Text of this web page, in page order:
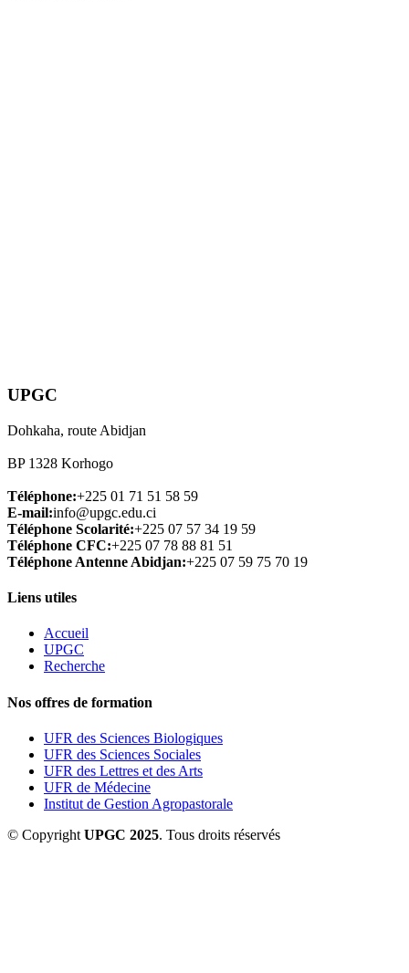
UPGC
Dohkaha, route Abidjan
BP 1328 Korhogo
Téléphone:+225 01 71 51 58 59
E-mail:info@upgc.edu.ci
Téléphone Scolarité:+225 07 57 34 19 59
Téléphone CFC:+225 07 78 88 81 51
Téléphone Antenne Abidjan:+225 07 59 75 70 19
Liens utiles
Accueil
UPGC
Recherche
Nos offres de formation
UFR des Sciences Biologiques
UFR des Sciences Sociales
UFR des Lettres et des Arts
UFR de Médecine
Institut de Gestion Agropastorale
© Copyright UPGC 2025. Tous droits réservés